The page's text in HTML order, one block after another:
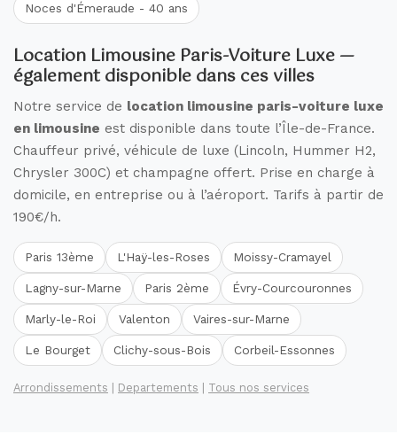
Noces d'Émeraude - 40 ans
Location Limousine Paris-Voiture Luxe —
également disponible dans ces villes
Notre service de location limousine paris-voiture luxe
en limousine est disponible dans toute l’Île-de-France.
Chauffeur privé, véhicule de luxe (Lincoln, Hummer H2,
Chrysler 300C) et champagne offert. Prise en charge à
domicile, en entreprise ou à l’aéroport. Tarifs à partir de
190€/h.
Paris 13ème L'Haÿ-les-Roses Moissy-Cramayel
Lagny-sur-Marne Paris 2ème Évry-Courcouronnes
Marly-le-Roi Valenton Vaires-sur-Marne
Le Bourget Clichy-sous-Bois Corbeil-Essonnes
Arrondissements Departements Tous nos services